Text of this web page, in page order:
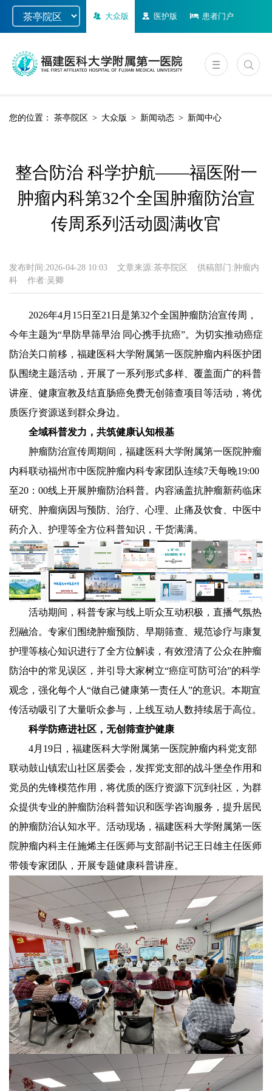
大众版 医护版 患者门户
您的位置： 茶亭院区 > 大众版 > 新闻动态 > 新闻中心
整合防治 科学护航——福医附一
肿瘤内科第32个全国肿瘤防治宣
传周系列活动圆满收官
发布时间:2026-04-28 10:03 文章来源:茶亭院区 供稿部门:肿瘤内
科
作者:吴卿
2026年4月15日至21日是第32个全国肿瘤防治宣传周，
今年主题为“早防早筛早治 同心携手抗癌”。为切实推动癌症
防治关口前移，福建医科大学附属第一医院肿瘤内科医护团
队围绕主题活动，开展了一系列形式多样、覆盖面广的科普
讲座、健康宣教及结直肠癌免费无创筛查项目等活动，将优
质医疗资源送到群众身边。
全域科普发力，共筑健康认知根基
肿瘤防治宣传周期间，福建医科大学附属第一医院肿瘤
内科联动福州市中医院肿瘤内科专家团队连续7天每晚19:00
至20：00线上开展肿瘤防治科普。内容涵盖抗肿瘤新药临床
研究、肿瘤病因与预防、治疗、心理、止痛及饮食、中医中
药介入、护理等全方位科普知识，干货满满。
活动期间，科普专家与线上听众互动积极，直播气氛热
烈融洽。专家们围绕肿瘤预防、早期筛查、规范诊疗与康复
护理等核心知识进行了全方位解读，有效澄清了公众在肿瘤
防治中的常见误区，并引导大家树立“癌症可防可治”的科学
观念，强化每个人“做自己健康第一责任人”的意识。本期宣
传活动吸引了大量听众参与，上线互动人数持续居于高位。
科学防癌进社区，无创筛查护健康
4月19日，福建医科大学附属第一医院肿瘤内科党支部
联动鼓山镇宏山社区居委会，发挥党支部的战斗堡垒作用和
党员的先锋模范作用，将优质的医疗资源下沉到社区，为群
众提供专业的肿瘤防治科普知识和医学咨询服务，提升居民
的肿瘤防治认知水平。活动现场，福建医科大学附属第一医
院肿瘤内科主任施烯主任医师与支部副书记王日雄主任医师
带领专家团队，开展专题健康科普讲座。